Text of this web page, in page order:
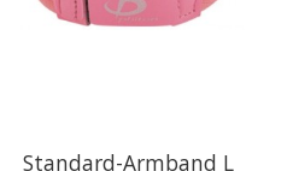
Standard-Armband L